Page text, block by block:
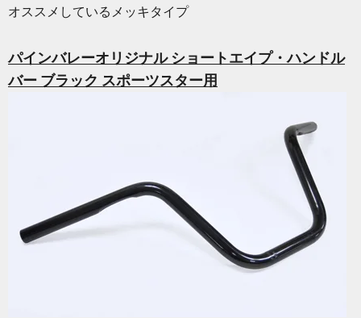
オススメしているメッキタイプ
パインバレーオリジナル ショートエイプ・ハンドル
バー ブラック スポーツスター用